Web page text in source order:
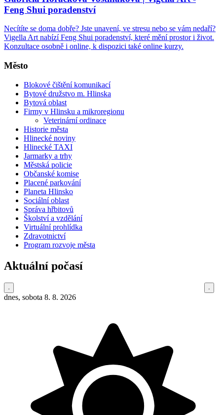
Feng Shui poradenství
Necítíte se doma dobře? Jste unavení, ve stresu nebo se vám nedaří?
Vigella Art nabízí Feng Shui poradenství, které mění prostor i život.
Konzultace osobně i online, k dispozici také online kurzy.
Město
Blokové čištění komunikací
Bytové družstvo m. Hlinska
Bytová oblast
Firmy v Hlinsku a mikroregionu
Veterinární ordinace
Historie města
Hlinecké noviny
Hlinecké TAXI
Jarmarky a trhy
Městská policie
Občanské komise
Placené parkování
Planeta Hlinsko
Sociální oblast
Správa hřbitovů
Školství a vzdělání
Virtuální prohlídka
Zdravotnictví
Program rozvoje města
Aktuální počasí
dnes, sobota 8. 8. 2026